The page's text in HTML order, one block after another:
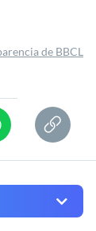
de BBCL